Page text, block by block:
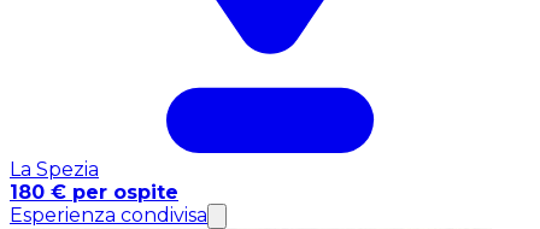
La Spezia
180 € per ospite
Esperienza condivisa